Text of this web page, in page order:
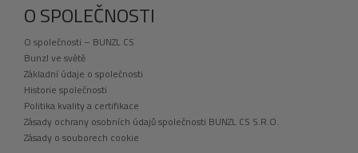
O SPOLEČNOSTI
O společnosti – BUNZL CS
Bunzl ve světě
Základní údaje o společnosti
Historie společnosti
Politika kvality a certifikace
Zásady ochrany osobních údajů společnosti BUNZL CS S.R.O.
Zásady o souborech cookie